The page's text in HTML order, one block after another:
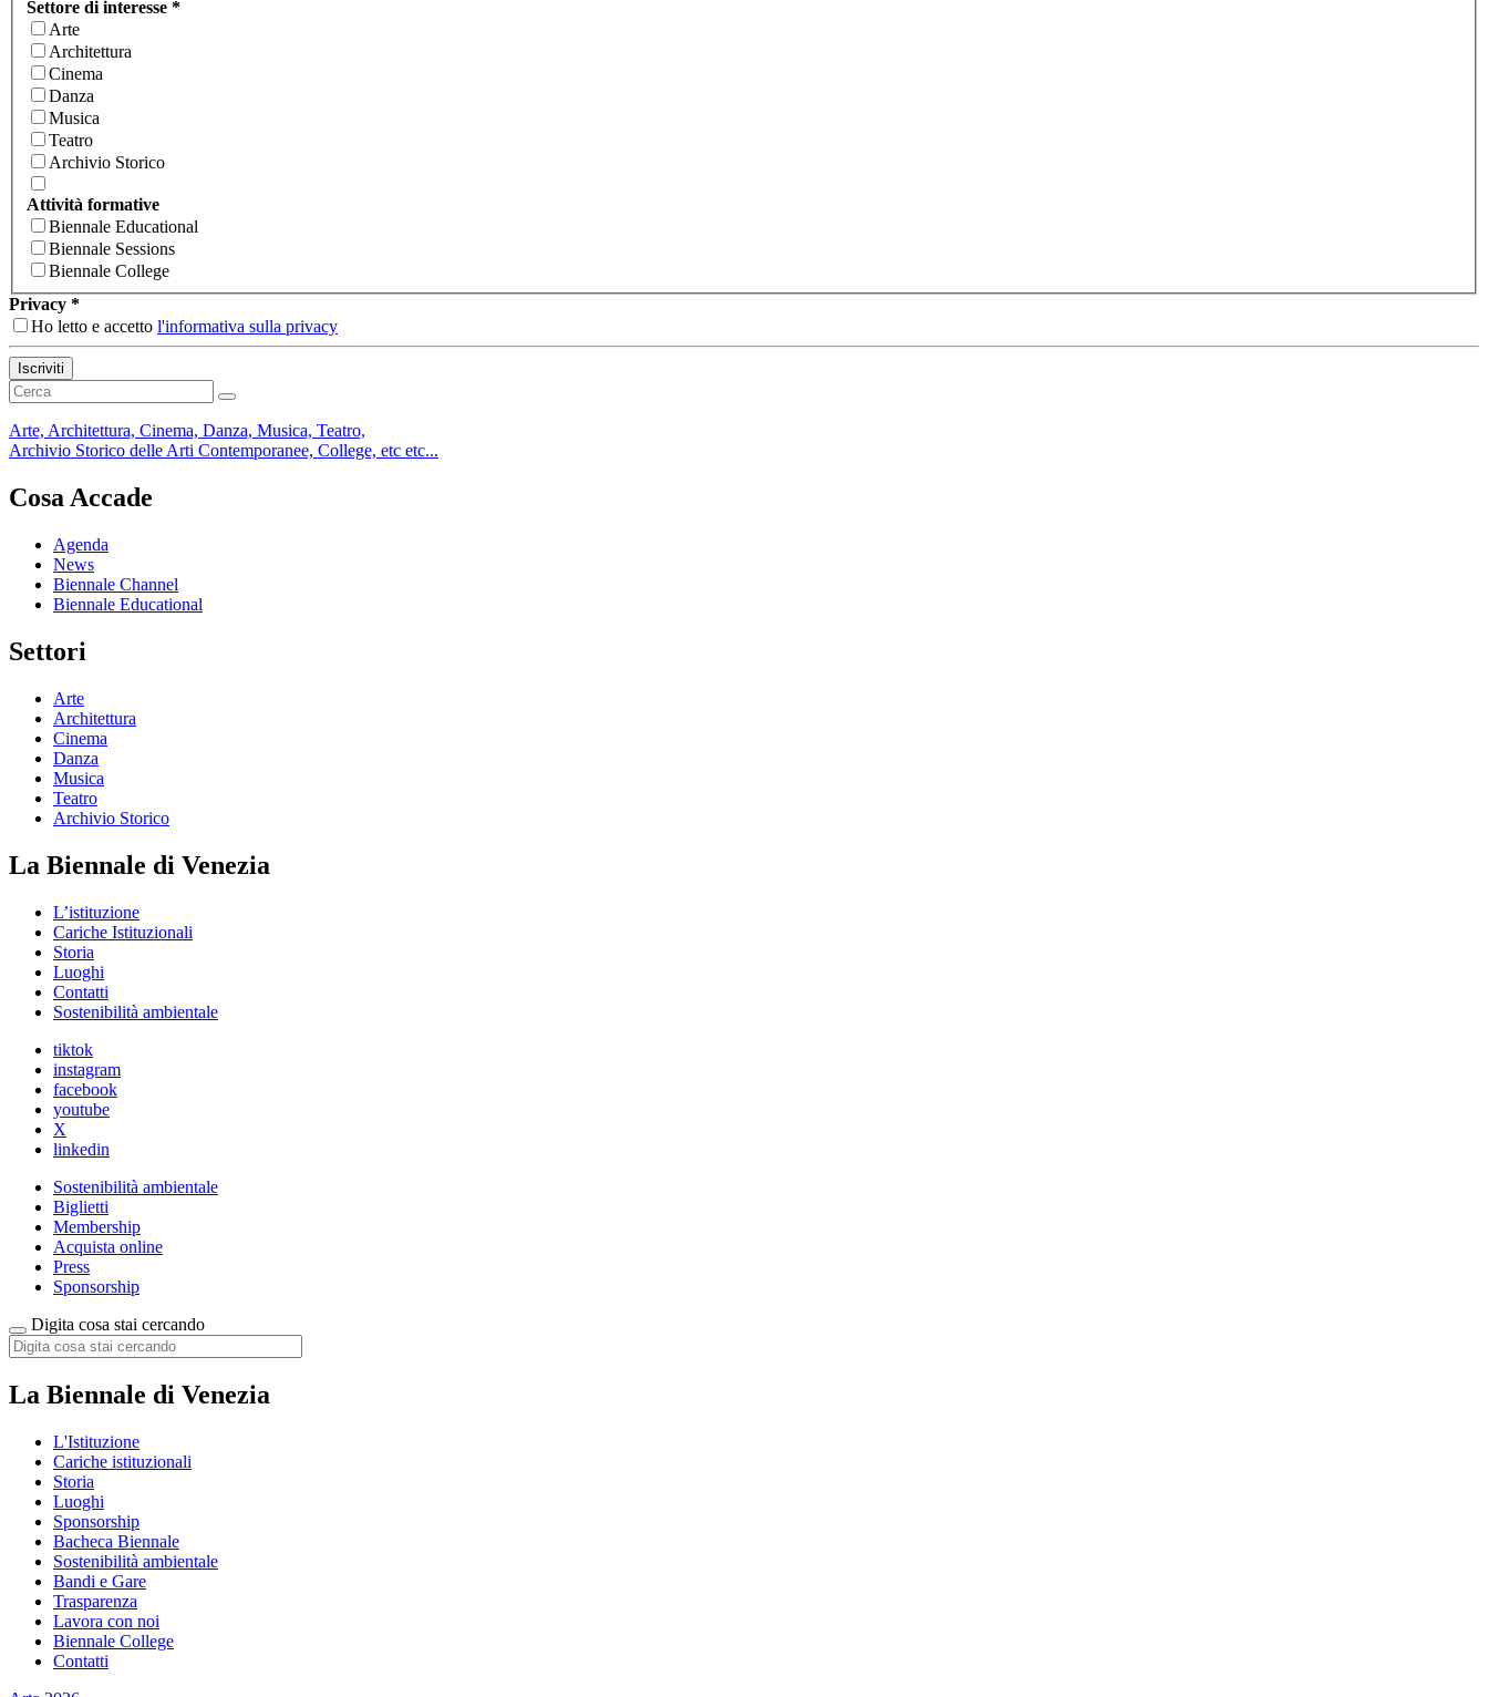
Settore di interesse *
Arte
Architettura
Cinema
Danza
Musica
Teatro
Archivio Storico
Attività formative
Biennale Educational
Biennale Sessions
Biennale College
Privacy *
Ho letto e accetto l'informativa sulla privacy
Iscriviti
Arte, Architettura, Cinema, Danza, Musica, Teatro,
Archivio Storico delle Arti Contemporanee, College, etc etc...
Cosa Accade
Agenda
News
Biennale Channel
Biennale Educational
Settori
Arte
Architettura
Cinema
Danza
Musica
Teatro
Archivio Storico
La Biennale di Venezia
L’istituzione
Cariche Istituzionali
Storia
Luoghi
Contatti
Sostenibilità ambientale
tiktok
instagram
facebook
youtube
X
linkedin
Sostenibilità ambientale
Biglietti
Membership
Acquista online
Press
Sponsorship
Digita cosa stai cercando
La Biennale di Venezia
L'Istituzione
Cariche istituzionali
Storia
Luoghi
Sponsorship
Bacheca Biennale
Sostenibilità ambientale
Bandi e Gare
Trasparenza
Lavora con noi
Biennale College
Contatti